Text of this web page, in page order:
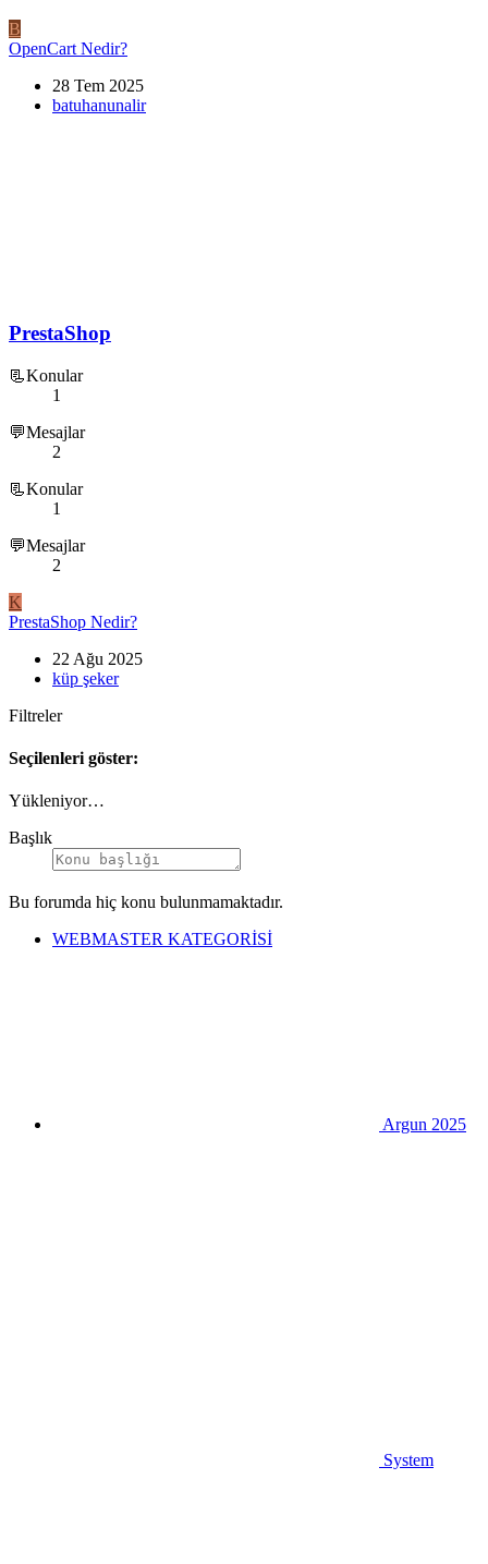
B
OpenCart Nedir?
28 Tem 2025
batuhanunalir
PrestaShop
📃Konular
1
💬Mesajlar
2
📃Konular
1
💬Mesajlar
2
K
PrestaShop Nedir?
22 Ağu 2025
küp şeker
Filtreler
Seçilenleri göster:
Yükleniyor…
Başlık
Bu forumda hiç konu bulunmamaktadır.
WEBMASTER KATEGORİSİ
Argun 2025
System